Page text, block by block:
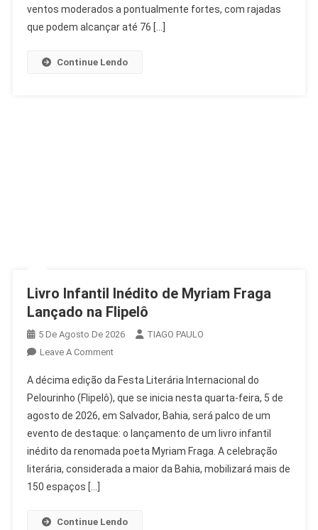
Fortes
Ativam
ventos moderados a pontualmente fortes, com rajadas
que podem alcançar até 76 […]
Continue Lendo
Livro Infantil Inédito de Myriam Fraga
Lançado na Flipelô
5 De Agosto De 2026
TIAGO PAULO
Leave A CommentOn
Infantil
Inédito
De
Myriam
Fraga
Lançado
A décima edição da Festa Literária Internacional do
Pelourinho (Flipelô), que se inicia nesta quarta-feira, 5 de
agosto de 2026, em Salvador, Bahia, será palco de um
evento de destaque: o lançamento de um livro infantil
inédito da renomada poeta Myriam Fraga. A celebração
literária, considerada a maior da Bahia, mobilizará mais de
150 espaços […]
Continue Lendo